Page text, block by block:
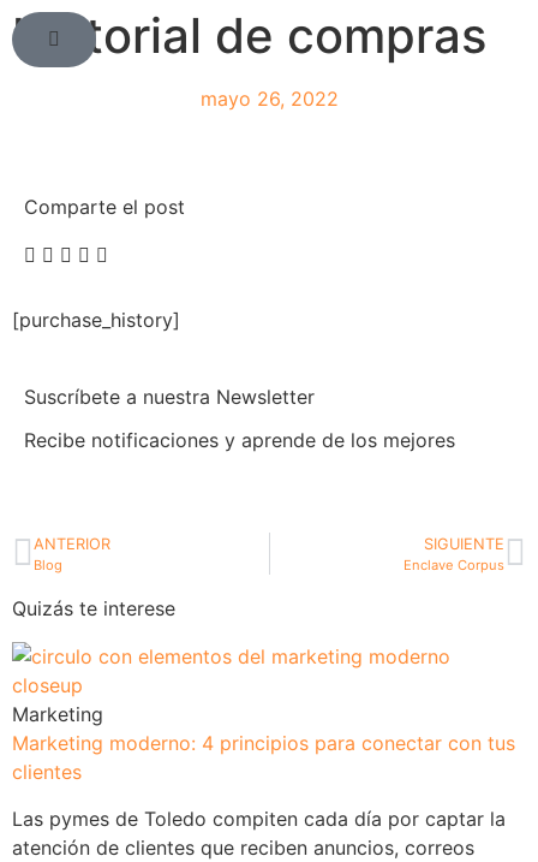
Historial de compras
mayo 26, 2022
Comparte el post
[purchase_history]
Suscríbete a nuestra Newsletter
Recibe notificaciones y aprende de los mejores
ANTERIOR
Blog
SIGUIENTE
Enclave Corpus
Quizás te interese
Marketing
Marketing moderno: 4 principios para conectar con tus
clientes
Las pymes de Toledo compiten cada día por captar la
atención de clientes que reciben anuncios, correos